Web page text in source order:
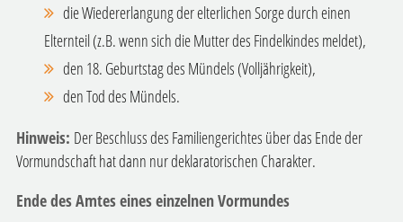
die Wiedererlangung der elterlichen Sorge durch einen
Elternteil (z.B. wenn sich die Mutter des Findelkindes meldet),
den 18. Geburtstag des Mündels (Volljährigkeit),
den Tod des Mündels.
Hinweis: Der Beschluss des Familiengerichtes über das Ende der
Vormundschaft hat dann nur deklaratorischen Charakter.
Ende des Amtes eines einzelnen Vormundes